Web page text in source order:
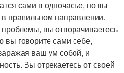
сами в одночасье, но вы
правильном направлении.
вы отворачиваетесь
вы говорите сами себе,
ваш ум собой, и
Вы отрекаетесь от своей